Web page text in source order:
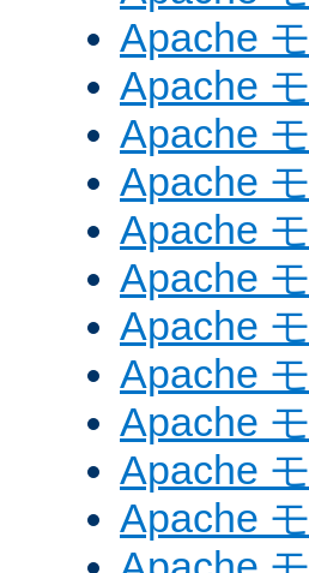
Apache
Apache
Apache
Apache
Apache
Apache
Apache
Apache
Apache
Apache
Apache